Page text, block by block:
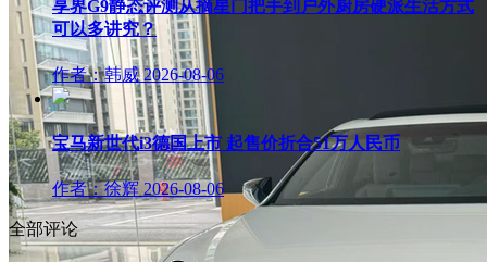
享界G9静态评测从摘星门把手到户外厨房硬派生活方式
可以多讲究？
作者：韩威 2026-08-06
宝马新世代i3德国上市 起售价折合51万人民币
作者：徐辉 2026-08-06
全部评论